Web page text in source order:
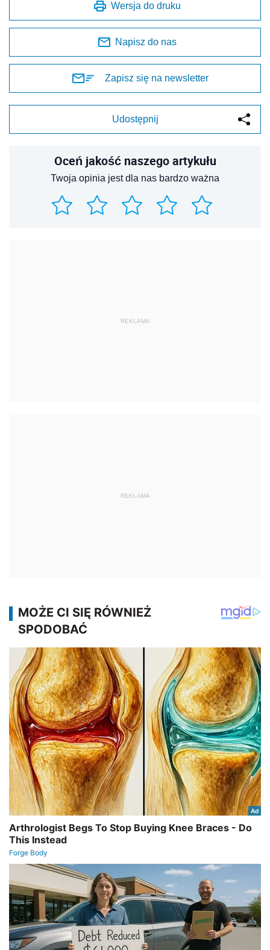
Wersja do druku
Napisz do nas
Zapisz się na newsletter
Udostępnij
Oceń jakość naszego artykułu
Twoja opinia jest dla nas bardzo ważna
REKLAMA
REKLAMA